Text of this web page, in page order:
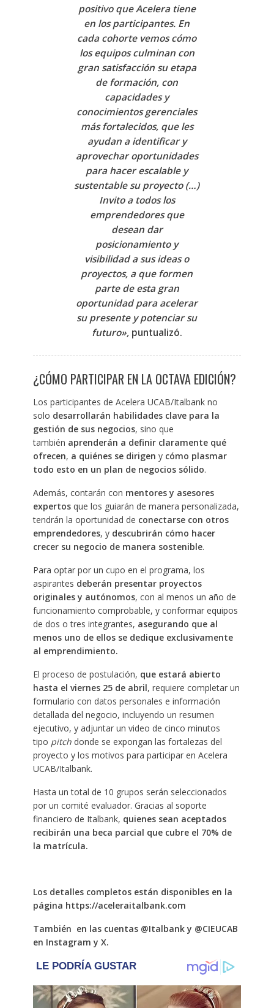
positivo que Acelera tiene
en los participantes. En
cada cohorte vemos cómo
los equipos culminan con
gran satisfacción su etapa
de formación, con
capacidades y
conocimientos gerenciales
más fortalecidos, que les
ayudan a identificar y
aprovechar oportunidades
para hacer escalable y
sustentable su proyecto (…)
Invito a todos los
emprendedores que
desean dar
posicionamiento y
visibilidad a sus ideas o
proyectos, a que formen
parte de esta gran
oportunidad para acelerar
su presente y potenciar su
futuro»,puntualizó.
¿CÓMO PARTICIPAR EN LA OCTAVA EDICIÓN?
Los participantes de Acelera UCAB/Italbank no
solo desarrollarán habilidades clave para la
gestión de sus negocios, sino que
también aprenderán a definir claramente qué
ofrecen, a quiénes se dirigen y cómo plasmar
todo esto en un plan de negocios sólido.
Además, contarán con mentores y asesores
expertosque los guiarán de manera personalizada,
tendrán la oportunidad de conectarse con otros
emprendedores, y descubrirán cómo hacer
crecer su negocio de manera sostenible.
Para optar por un cupo en el programa, los
aspirantes deberán presentar proyectos
originales y autónomos, con al menos un año de
funcionamiento comprobable, y conformar equipos
de dos o tres integrantes, asegurando que al
menos uno de ellos se dedique exclusivamente
al emprendimiento.
El proceso de postulación, que estará abierto
hasta el viernes 25 de abril, requiere completar un
formulario con datos personales e información
detallada del negocio, incluyendo un resumen
ejecutivo, y adjuntar un video de cinco minutos
tipo pitchdonde se expongan las fortalezas del
proyecto y los motivos para participar en Acelera
UCAB/Italbank.
Hasta un total de 10 grupos serán seleccionados
por un comité evaluador. Gracias al soporte
financiero de Italbank, quienes sean aceptados
recibirán una beca parcial que cubre el 70% de
la matrícula.
Los detalles completos están disponibles en la
página https://aceleraitalbank.com
También en las cuentas @Italbank y @CIEUCAB
en Instagram y X.